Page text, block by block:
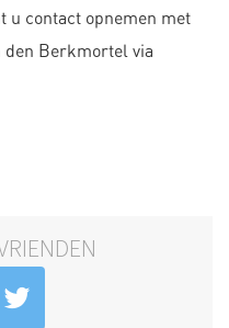
u contact opnemen met
den Berkmortel via